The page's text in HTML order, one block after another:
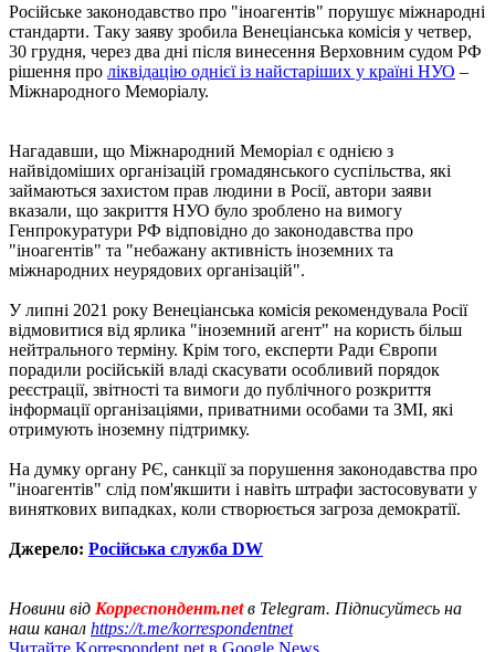
Російське законодавство про "іноагентів" порушує міжнародні
стандарти. Таку заяву зробила Венеціанська комісія у четвер,
30 грудня, через два дні після винесення Верховним судом РФ
рішення про ліквідацію однієї із найстаріших у країні НУО –
Міжнародного Меморіалу.
Нагадавши, що Міжнародний Меморіал є однією з
найвідоміших організацій громадянського суспільства, які
займаються захистом прав людини в Росії, автори заяви
вказали, що закриття НУО було зроблено на вимогу
Генпрокуратури РФ відповідно до законодавства про
"іноагентів" та "небажану активність іноземних та
міжнародних неурядових організацій".
У липні 2021 року Венеціанська комісія рекомендувала Росії
відмовитися від ярлика "іноземний агент" на користь більш
нейтрального терміну. Крім того, експерти Ради Європи
порадили російській владі скасувати особливий порядок
реєстрації, звітності та вимоги до публічного розкриття
інформації організаціями, приватними особами та ЗМІ, які
отримують іноземну підтримку.
На думку органу РЄ, санкції за порушення законодавства про
"іноагентів" слід пом'якшити і навіть штрафи застосовувати у
виняткових випадках, коли створюється загроза демократії.
Джерело: Російська служба DW
Новини від Корреспондент.netв Telegram. Підписуйтесь на
наш канал https://t.me/korrespondentnet
Читайте Korrespondent.net в Google News